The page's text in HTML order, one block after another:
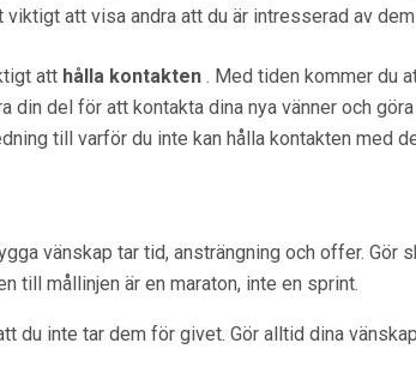
att visa andra att du är intresserad av
att hålla kontakten . Med tiden kommer du
din del för att kontakta dina nya vänner och
till varför du inte kan hålla kontakten med
vänskap tar tid, ansträngning och offer. Gör
till mållinjen är en maraton, inte en sprint.
du inte tar dem för givet. Gör alltid dina